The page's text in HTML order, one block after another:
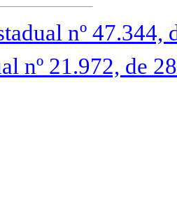
nº 47.344,
nº 21.972, de